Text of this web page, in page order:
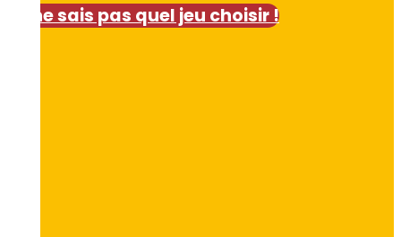
Je ne sais pas quel jeu choisir !